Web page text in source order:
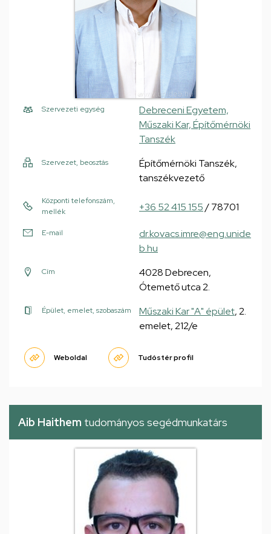
Szervezeti egység
Debreceni Egyetem,
Műszaki Kar, Építőmérnöki
Tanszék
Szervezet, beosztás
Építőmérnöki Tanszék,
tanszékvezető
Központi telefonszám,
mellék
+36 52 415 155/ 78701
E-mail
dr.kovacs.imre@eng.unide
b.hu
Cím
4028 Debrecen,
Ótemető utca 2.
Épület, emelet, szobaszám Műszaki Kar "A" épület, 2.
emelet, 212/e
Weboldal Tudóstér profil
Aib Haithem tudományos segédmunkatárs